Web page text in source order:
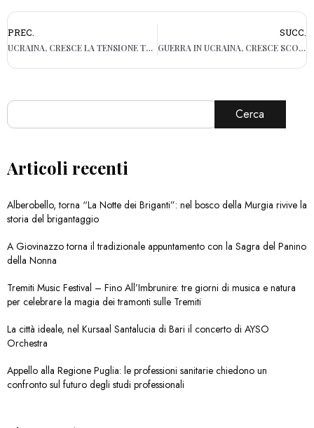
PREC.
UCRAINA, CRESCE LA TENSIONE TRA RUSSIA E NATO: “FERMATE L’INVIO DI ARMI A KIEV”
SUCC.
GUERRA IN UCRAINA, CRESCE SCONTRO RUSSIA-NATO: “DA DOMANI STOP ELETTRICITÀ A FINLANDIA”
Cerca
Articoli recenti
Alberobello, torna “La Notte dei Briganti”: nel bosco della Murgia rivive la
storia del brigantaggio
A Giovinazzo torna il tradizionale appuntamento con la Sagra del Panino
della Nonna
Tremiti Music Festival – Fino All’Imbrunire: tre giorni di musica e natura
per celebrare la magia dei tramonti sulle Tremiti
La città ideale, nel Kursaal Santalucia di Bari il concerto di AYSO
Orchestra
Appello alla Regione Puglia: le professioni sanitarie chiedono un
confronto sul futuro degli studi professionali